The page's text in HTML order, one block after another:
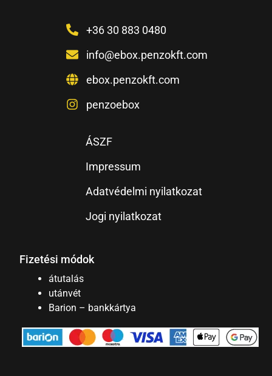
+36 30 883 0480
info@ebox.penzokft.com
ebox.penzokft.com
penzoebox
ÁSZF
Impressum
Adatvédelmi nyilatkozat
Jogi nyilatkozat
Fizetési módok
átutalás
utánvét
Barion – bankkártya